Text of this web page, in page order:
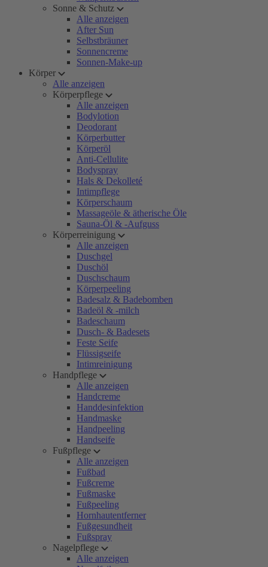
Sonne & Schutz
Alle anzeigen
After Sun
Selbstbräuner
Sonnencreme
Sonnen-Make-up
Körper
Alle anzeigen
Körperpflege
Alle anzeigen
Bodylotion
Deodorant
Körperbutter
Körperöl
Anti-Cellulite
Bodyspray
Hals & Dekolleté
Intimpflege
Körperschaum
Massageöle & ätherische Öle
Sauna-Öl & -Aufguss
Körperreinigung
Alle anzeigen
Duschgel
Duschöl
Duschschaum
Körperpeeling
Badesalz & Badebomben
Badeöl & -milch
Badeschaum
Dusch- & Badesets
Feste Seife
Flüssigseife
Intimreinigung
Handpflege
Alle anzeigen
Handcreme
Handdesinfektion
Handmaske
Handpeeling
Handseife
Fußpflege
Alle anzeigen
Fußbad
Fußcreme
Fußmaske
Fußpeeling
Hornhautentferner
Fußgesundheit
Fußspray
Nagelpflege
Alle anzeigen